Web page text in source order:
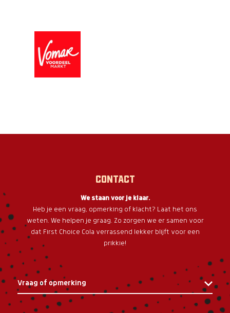
Contact
We staan voor je klaar.
Heb je een vraag, opmerking of klacht? Laat het ons
weten. We helpen je graag. Zo zorgen we er samen voor
dat First Choice Cola verrassend lekker blijft voor een
prikkie!